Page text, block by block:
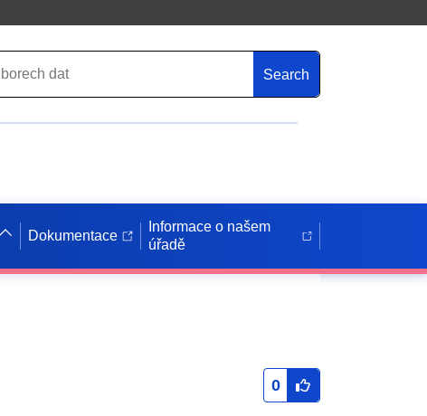
Search
Dokumentace
Informace o našem
úřadě
0